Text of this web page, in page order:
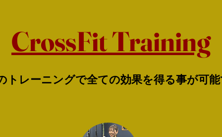
CrossFit Training
トレーニングで全ての効果を得る事が可